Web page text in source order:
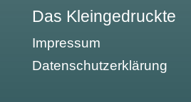
Das Kleingedruckte
Impressum
Datenschutzerklärung